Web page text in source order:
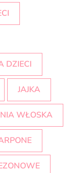
DZIECI
JAJKA
WŁOSKA